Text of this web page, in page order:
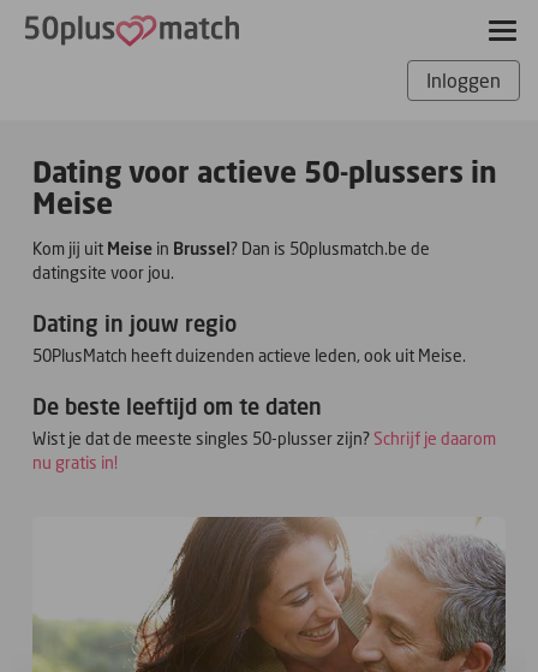
Inloggen
Dating voor actieve 50-plussers in
Meise
Kom jij uit Meisein Brussel? Dan is 50plusmatch.be de
datingsite voor jou.
Dating in jouw regio
50PlusMatch heeft duizenden actieve leden, ook uit Meise.
De beste leeftijd om te daten
Wist je dat de meeste singles 50-plusser zijn?Schrijf je daarom
nu gratis in!